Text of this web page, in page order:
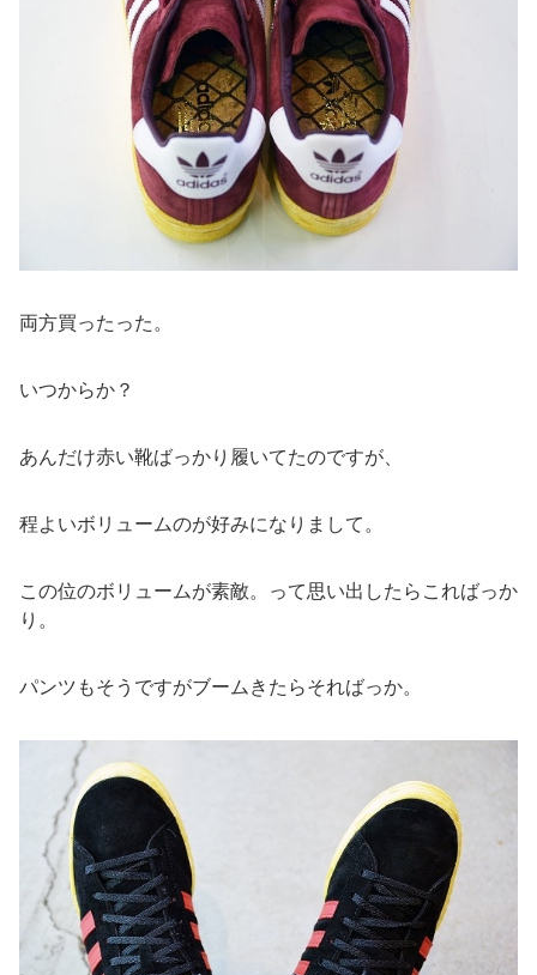
両方買ったった。
いつからか？
あんだけ赤い靴ばっかり履いてたのですが、
程よいボリュームのが好みになりまして。
この位のボリュームが素敵。って思い出したらこればっか
り。
パンツもそうですがブームきたらそればっか。